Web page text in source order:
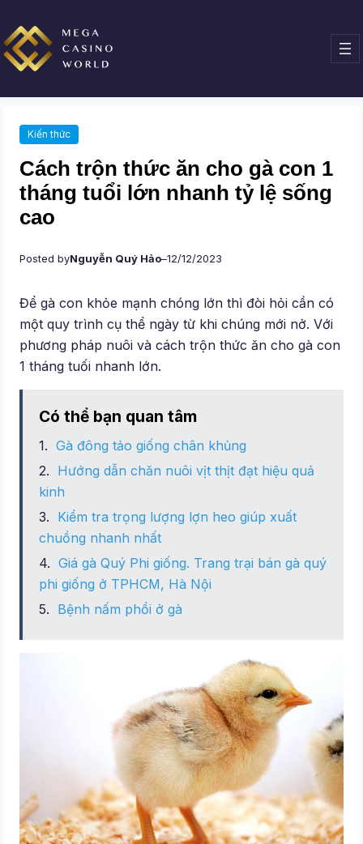
đến
phần
nội
dung
Kiến thức
Cách trộn thức ăn cho gà con 1
tháng tuổi lớn nhanh tỷ lệ sống
cao
Posted byNguyễn Quý Hảo–12/12/2023
Để gà con khỏe mạnh chóng lớn thì đòi hỏi cần có
một quy trình cụ thể ngày từ khi chúng mới nở. Với
phương pháp nuôi và cách trộn thức ăn cho gà con
1 tháng tuối nhanh lớn.
Có thể bạn quan tâm
Gà đông tảo giống chân khủng
Hướng dẫn chăn nuôi vịt thịt đạt hiệu quả
kinh
Kiểm tra trọng lượng lợn heo giúp xuất
chuồng nhanh nhất
Giá gà Quý Phi giống. Trang trại bán gà quý
phi giống ở TPHCM, Hà Nội
Bệnh nấm phổi ở gà